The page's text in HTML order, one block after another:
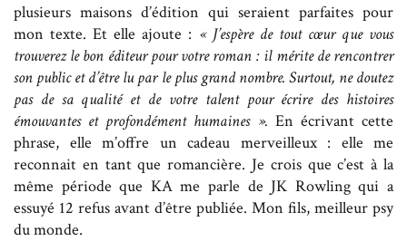
plusieurs maisons d’édition qui seraient parfaites pour
mon texte. Et elle ajoute : « J’espère de tout cœur que vous
trouverez le bon éditeur pour votre roman : il mérite de rencontrer
son public et d’être lu par le plus grand nombre. Surtout, ne doutez
pas de sa qualité et de votre talent pour écrire des histoires
émouvantes et profondément humaines ». En écrivant cette
phrase, elle m’offre un cadeau merveilleux : elle me
reconnait en tant que romancière. Je crois que c’est à la
même période que KA me parle de JK Rowling qui a
essuyé 12 refus avant d’être publiée. Mon fils, meilleur psy
du monde.